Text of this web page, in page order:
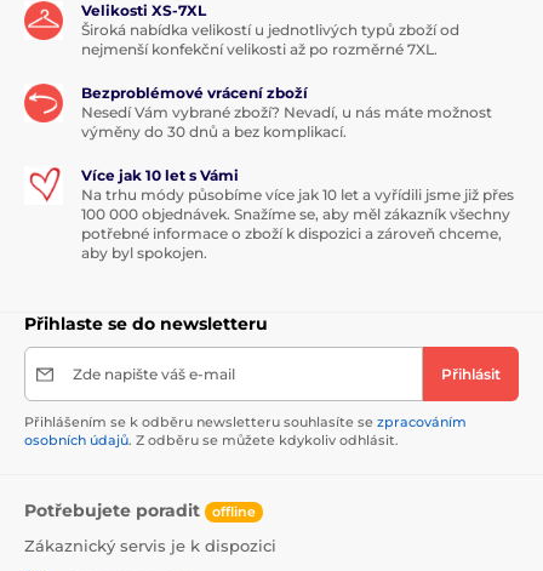
Velikosti XS-7XL
Široká nabídka velikostí u jednotlivých typů zboží od
nejmenší konfekční velikosti až po rozměrné 7XL.
Bezproblémové vrácení zboží
Nesedí Vám vybrané zboží? Nevadí, u nás máte možnost
výměny do 30 dnů a bez komplikací.
Více jak 10 let s Vámi
Na trhu módy působíme více jak 10 let a vyřídili jsme již přes
100 000 objednávek. Snažíme se, aby měl zákazník všechny
potřebné informace o zboží k dispozici a zároveň chceme,
aby byl spokojen.
Přihlaste se do newsletteru
Zde napište váš e-mail Přihlásit
Přihlášením se k odběru newsletteru souhlasíte se zpracováním
osobních údajů. Z odběru se můžete kdykoliv odhlásit.
Potřebujete poradit offline
Zákaznický servis je k dispozici